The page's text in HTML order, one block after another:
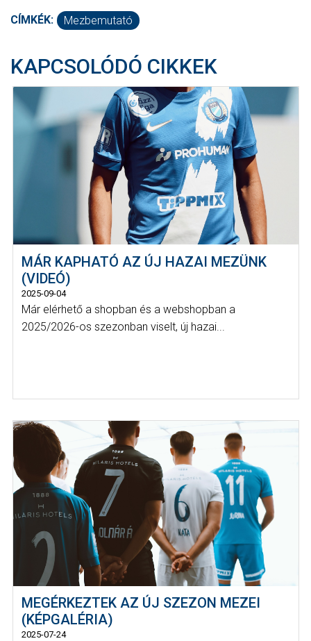
CÍMKÉK: Mezbemutató
KAPCSOLÓDÓ CIKKEK
MÁR KAPHATÓ AZ ÚJ HAZAI MEZÜNK
(VIDEÓ)
2025-09-04
Már elérhető a shopban és a webshopban a
2025/2026-os szezonban viselt, új hazai...
MEGÉRKEZTEK AZ ÚJ SZEZON MEZEI
(KÉPGALÉRIA)
2025-07-24